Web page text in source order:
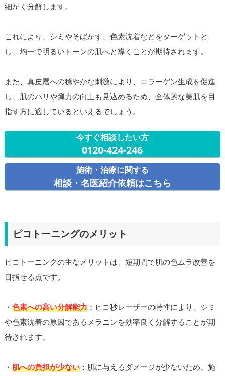
細かく分解します。
これにより、シミやそばかす、色素沈着などをターゲットと
し、均一で明るいトーンの肌へと導くことが期待されます。
また、真皮層への穏やかな刺激により、コラーゲン生成を促進
し、肌のハリや弾力の向上も見込めるため、全体的な美肌を目
指す方に適しているといえるでしょう。
今すぐ相談したい方
0120-424-246
施術・治療に関する
相談・名医紹介依頼はこちら
ピコトーニングのメリット
ピコトーニングの主なメリットは、短期間で肌の色ムラ改善を
目指せる点です。
・ 色素への高い分解能力：ピコ秒レーザーの特性により、シミ
や色素沈着の原因であるメラニンを効率良く分解することが期
待されます。
・ 肌への負担が少ない：肌に与えるダメージが少ないため、施